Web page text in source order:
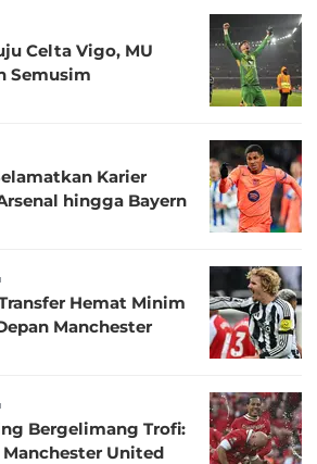
Celta Vigo, MU
Semusim
Karier
hingga Bayern
Hemat Minim
Manchester
Bergelimang Trofi:
United